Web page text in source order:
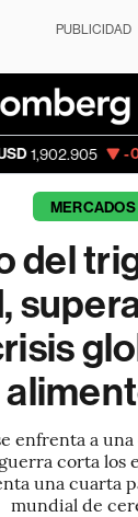
PUBLICIDAD
-0.67% Visa
MERCADOS
del
enfrenta a
corta los
una cuarta
mundial de